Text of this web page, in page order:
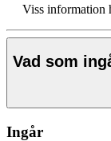
Viss information
Vad som
Ingår